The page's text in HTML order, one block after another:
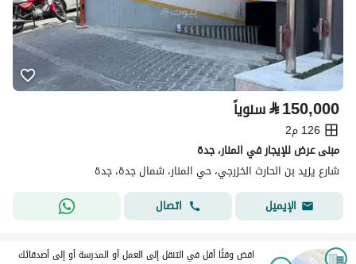
⃁150,000 سنوياً
126 م2
مبنى عرض للإيجار في المنار، جدة
شارع يزيد بن الحارث الخزرجي، حي المنار، شمال جدة، جدة
الإيميل
اتصال
اقض وقتًا أقل في التنقل إلى العمل أو المدرسة أو إلى أصدقائك